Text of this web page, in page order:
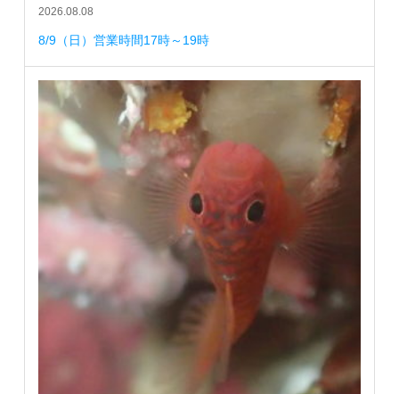
2026.08.08
8/9（日）営業時間17時～19時